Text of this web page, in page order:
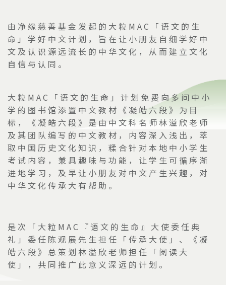
由净缘慈善基金发起的大粒 MAC
「语文的生
命」学好中文计划，旨在让小朋友自细学好中
文及认识源远流长的中华文化，从而建立文化
自信与认同。
大粒 MAC
「语文的生命」计划免费向多间中小
学的图书馆添置中文教材《凝皓六段》为目
标，《凝皓六段》是由中文科名师林溢欣老师
及其团队编写的中文教材，内容深入浅出，萃
取中国历史文化知识，糅合针对本地中小学生
考试内容，兼具趣味与功能，让学生可循序渐
进地学习，及早让小朋友对中文产生兴趣，对
中华文化传承大有帮助。
是次「大粒 MAC 『语文的生命』大使委任典
礼」委任陈观展先生担任「传承大使」、《凝
皓六段》总策划林溢欣老师担任「阅读大
使」，共同推广此意义深远的计划。